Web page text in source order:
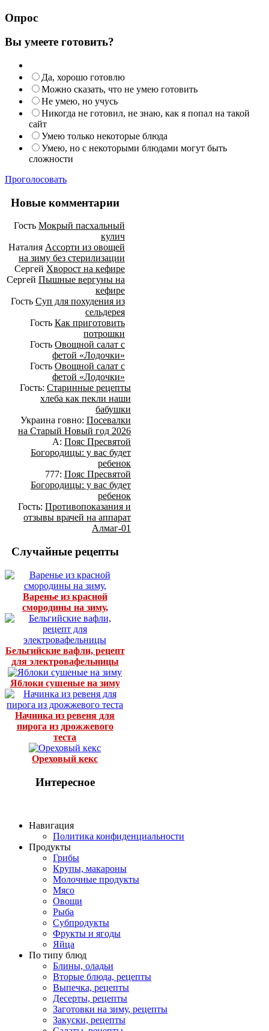
Опрос
Вы умеете готовить?
Да, хорошо готовлю
Можно сказать, что не умею готовить
Не умею, но учусь
Никогда не готовил, не знаю, как я попал на такой
сайт
Умею только некоторые блюда
Умею, но с некоторыми блюдами могут быть
сложности
Проголосовать
Новые комментарии
Гость Мокрый пасхальный
кулич
Наталия Ассорти из овощей
на зиму без стерилизации
Сергей Хворост на кефире
Сергей Пышные вергуны на
кефире
Гость Суп для похудения из
сельдерея
Гость Как приготовить
потрошки
Гость Овощной салат с
фетой «Лодочки»
Гость Овощной салат с
фетой «Лодочки»
Гость: Старинные рецепты
хлеба как пекли наши
бабушки
Украина говно: Посевалки
на Старый Новый год 2026
А: Пояс Пресвятой
Богородицы: у вас будет
ребенок
777: Пояс Пресвятой
Богородицы: у вас будет
ребенок
Гость: Противопоказания и
отзывы врачей на аппарат
Алмаг-01
Случайные рецепты
Варенье из красной
смородины на зиму,
Бельгийские вафли, рецепт
для электровафельницы
Яблоки сушеные на зиму
Начинка из ревеня для
пирога из дрожжевого
теста
Ореховый кекс
Интересное
Навигация
Политика конфиденциальности
Продукты
Грибы
Крупы, макароны
Молочные продукты
Мясо
Овощи
Рыба
Субпродукты
Фрукты и ягоды
Яйца
По типу блюд
Блины, оладьи
Вторые блюда, рецепты
Выпечка, рецепты
Десерты, рецепты
Заготовки на зиму, рецепты
Закуски, рецепты